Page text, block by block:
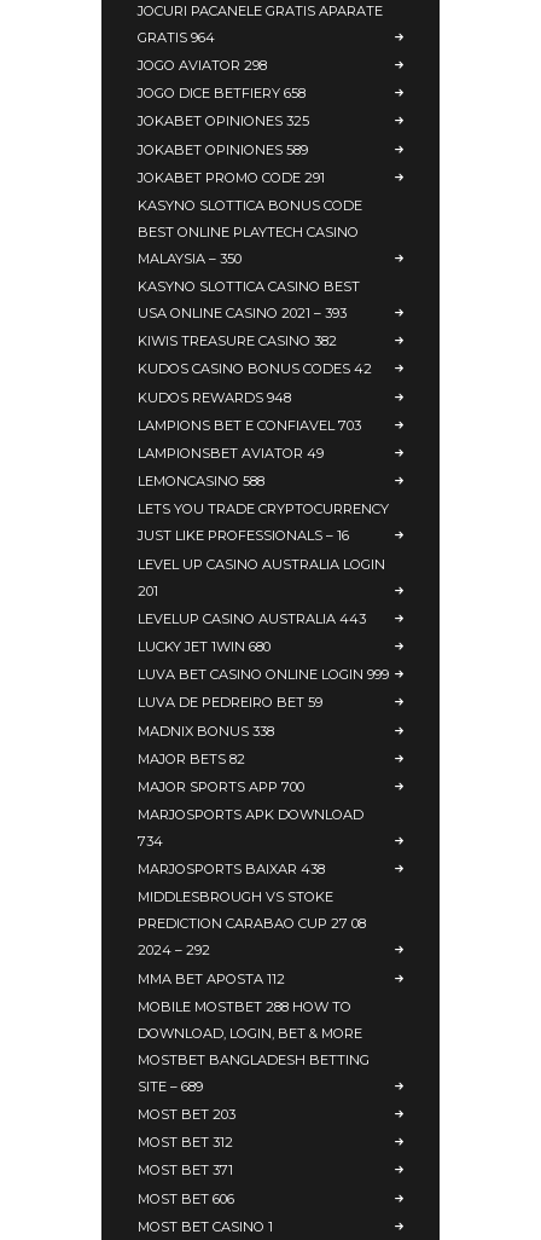
JOCURI PACANELE GRATIS APARATE
GRATIS 964
JOGO AVIATOR 298
JOGO DICE BETFIERY 658
JOKABET OPINIONES 325
JOKABET OPINIONES 589
JOKABET PROMO CODE 291
KASYNO SLOTTICA BONUS CODE
BEST ONLINE PLAYTECH CASINO
MALAYSIA – 350
KASYNO SLOTTICA CASINO BEST
USA ONLINE CASINO 2021 – 393
KIWIS TREASURE CASINO 382
KUDOS CASINO BONUS CODES 42
KUDOS REWARDS 948
LAMPIONS BET E CONFIAVEL 703
LAMPIONSBET AVIATOR 49
LEMONCASINO 588
LETS YOU TRADE CRYPTOCURRENCY
JUST LIKE PROFESSIONALS – 16
LEVEL UP CASINO AUSTRALIA LOGIN
201
LEVELUP CASINO AUSTRALIA 443
LUCKY JET 1WIN 680
LUVA BET CASINO ONLINE LOGIN 999
LUVA DE PEDREIRO BET 59
MADNIX BONUS 338
MAJOR BETS 82
MAJOR SPORTS APP 700
MARJOSPORTS APK DOWNLOAD
734
MARJOSPORTS BAIXAR 438
MIDDLESBROUGH VS STOKE
PREDICTION CARABAO CUP 27 08
2024 – 292
MMA BET APOSTA 112
MOBILE MOSTBET 288 HOW TO
DOWNLOAD, LOGIN, BET & MORE
MOSTBET BANGLADESH BETTING
SITE – 689
MOST BET 203
MOST BET 312
MOST BET 371
MOST BET 606
MOST BET CASINO 1